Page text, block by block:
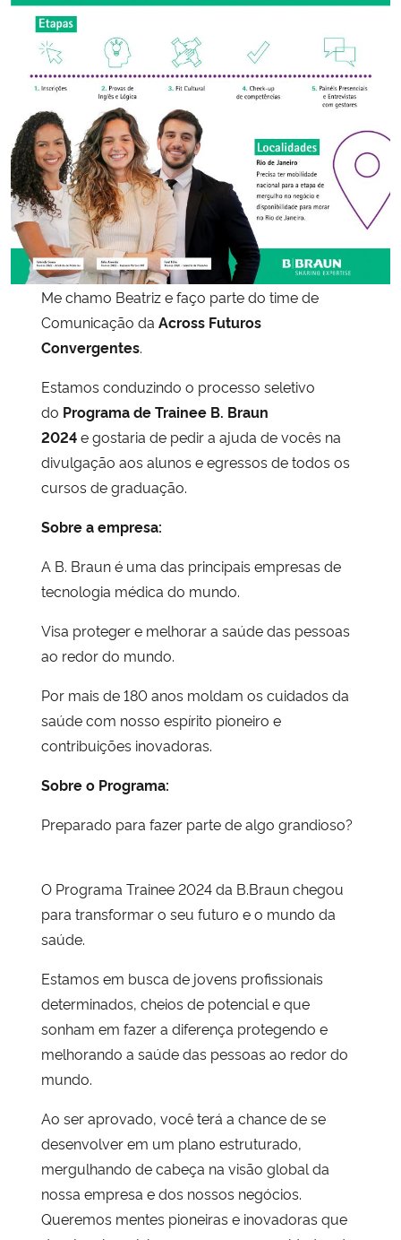
Ministério da Mulher, da Família e dos Direitos Humanos
Secretaria-Geral
Secretaria de Governo
Gabinete de Segurança Institucional
Advocacia-Geral da União
Banco Central do Brasil
Me chamo Beatriz e faço parte do time de
Comunicação da Across Futuros
Convergentes.
Estamos conduzindo o processo seletivo
do Programa de Trainee B. Braun
2024e gostaria de pedir a ajuda de vocês na
divulgação aos alunos e egressos de todos os
cursos de graduação.
Sobre a empresa:
A B. Braun é uma das principais empresas de
tecnologia médica do mundo.
Visa proteger e melhorar a saúde das pessoas
ao redor do mundo.
Por mais de 180 anos moldam os cuidados da
saúde com nosso espírito pioneiro e
contribuições inovadoras.
Sobre o Programa:
Preparado para fazer parte de algo grandioso?
O Programa Trainee 2024 da B.Braun chegou
para transformar o seu futuro e o mundo da
saúde.
Estamos em busca de jovens profissionais
determinados, cheios de potencial e que
sonham em fazer a diferença protegendo e
melhorando a saúde das pessoas ao redor do
mundo.
Ao ser aprovado, você terá a chance de se
desenvolver em um plano estruturado,
mergulhando de cabeça na visão global da
nossa empresa e dos nossos negócios.
Queremos mentes pioneiras e inovadoras que